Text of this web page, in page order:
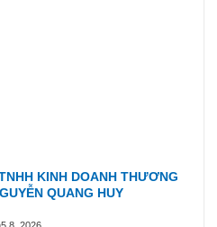
KINH DOANH THƯƠNG
QUANG HUY